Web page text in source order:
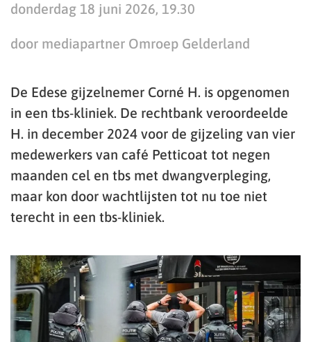
donderdag 18 juni 2026, 19.30
door mediapartner Omroep Gelderland
De Edese gijzelnemer Corné H. is opgenomen
in een tbs-kliniek. De rechtbank veroordeelde
H. in december 2024 voor de gijzeling van vier
medewerkers van café Petticoat tot negen
maanden cel en tbs met dwangverpleging,
maar kon door wachtlijsten tot nu toe niet
terecht in een tbs-kliniek.